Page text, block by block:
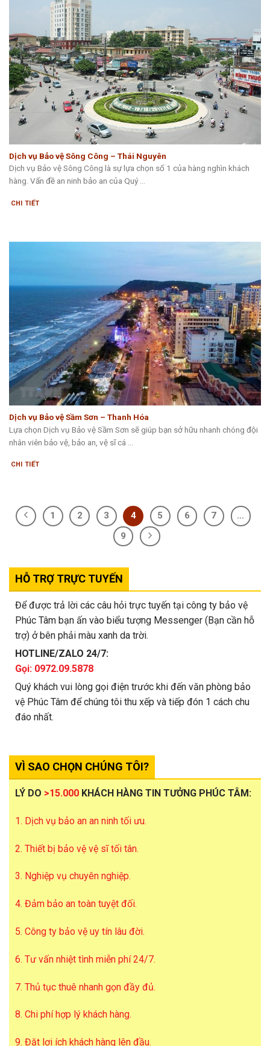
Dịch vụ Bảo vệ Sông Công – Thái Nguyên
Dịch vụ Bảo vệ Sông Công là sự lựa chọn số 1 của hàng nghìn khách
hàng. Vấn đề an ninh bảo an của Quý ...
CHI TIẾT
Dịch vụ Bảo vệ Sầm Sơn – Thanh Hóa
Lựa chọn Dịch vụ Bảo vệ Sầm Sơn sẽ giúp bạn sở hữu nhanh chóng đội
nhân viên bảo vệ, bảo an, vệ sĩ cá ...
CHI TIẾT
1 2 3 4 5 6 7
…
9
HỖ TRỢ TRỰC TUYẾN
Để được trả lời các câu hỏi trực tuyến tại công ty bảo vệ
Phúc Tâm bạn ấn vào biểu tượng Messenger (Bạn cần hỗ
trợ) ở bên phải màu xanh da trời.
HOTLINE/ZALO 24/7:
Gọi: 0972.09.5878
Quý khách vui lòng gọi điện trước khi đến văn phòng bảo
vệ Phúc Tâm để chúng tôi thu xếp và tiếp đón 1 cách chu
đáo nhất.
VÌ SAO CHỌN CHÚNG TÔI?
LÝ DO >15.000 KHÁCH HÀNG TIN TƯỞNG PHÚC TÂM:
1. Dịch vụ bảo an an ninh tối ưu.
2. Thiết bị bảo vệ vệ sĩ tối tân.
3. Nghiệp vụ chuyên nghiệp.
4. Đảm bảo an toàn tuyệt đối.
5. Công ty bảo vệ uy tín lâu đời.
6. Tư vấn nhiệt tình miễn phí 24/7.
7. Thủ tục thuê nhanh gọn đầy đủ.
8. Chi phí hợp lý khách hàng.
9. Đặt lợi ích khách hàng lên đầu.